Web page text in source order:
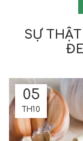
SỰ
05
TH10